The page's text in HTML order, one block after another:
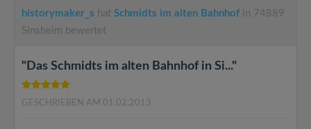
historymaker_s hat Schmidts im alten Bahnhof in 74889
Sinsheim bewertet
"Das Schmidts im alten Bahnhof in Si..."
GESCHRIEBEN AM 01.02.2013